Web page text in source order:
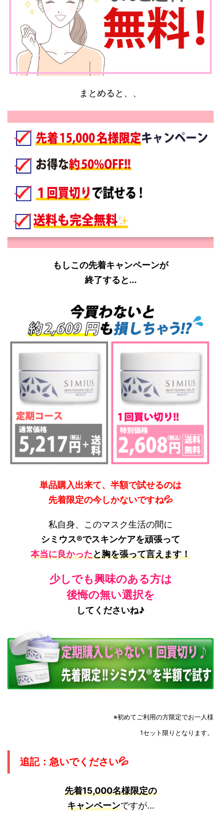
まとめると、、
もしこの先着キャンペーンが
終了すると...
単品購入出来て、半額で試せるのは
先着限定の今しかないですね💦
私自身、このマスク生活の間に
シミウス®でスキンケアを頑張って
本当に良かったと胸を張って言えます！
少しでも興味のある方は
後悔の無い選択を
してくださいね♪
※初めてご利用の方限定でお一人様
1セット限りとなります。
追記：急いでください💦
先着15,000名様限定の
キャンペーンですが...